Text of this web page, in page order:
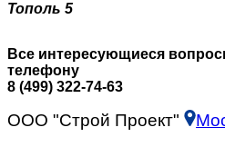
Тополь 5
Все интересующиеся
телефону
8 (499) 322-74-63
ООО "Строй Проект"